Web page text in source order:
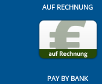
AUF RECHNUNG
PAY BY BANK